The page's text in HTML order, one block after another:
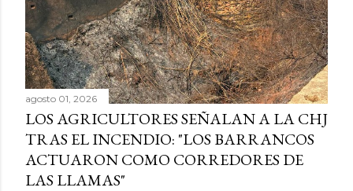
agosto 01, 2026
LOS AGRICULTORES SEÑALAN A LA CHJ
TRAS EL INCENDIO: "LOS BARRANCOS
ACTUARON COMO CORREDORES DE
LAS LLAMAS"